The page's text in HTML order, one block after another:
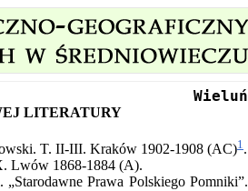
Wieluń
LITERATURY
T. II-III. Kraków 1902-1908 (AC)1.
Lwów 1868-1884 (A).
Prawa Polskiego Pomniki”.